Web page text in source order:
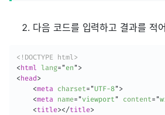
다음 코드를 입력하고 결과를 적
<!DOCTYPE html>
<html lang= "en ">
<head>
<meta charset= "UTF-8">
<meta name= "viewport " content= "
<title></title>